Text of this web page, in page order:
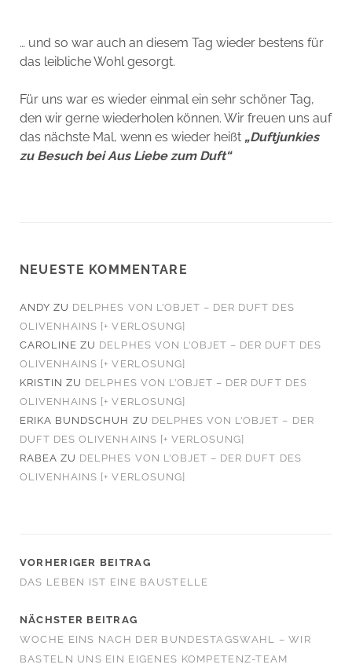
… und so war auch an diesem Tag wieder bestens für
das leibliche Wohl gesorgt.
Für uns war es wieder einmal ein sehr schöner Tag,
den wir gerne wiederholen können. Wir freuen uns auf
das nächste Mal, wenn es wieder heißt „Duftjunkies
zu Besuch bei Aus Liebe zum Duft“
NEUESTE KOMMENTARE
ANDY ZU DELPHES VON L’OBJET – DER DUFT DES
OLIVENHAINS [+ VERLOSUNG]
CAROLINE ZU DELPHES VON L’OBJET – DER DUFT DES
OLIVENHAINS [+ VERLOSUNG]
KRISTIN ZU DELPHES VON L’OBJET – DER DUFT DES
OLIVENHAINS [+ VERLOSUNG]
ERIKA BUNDSCHUH ZU DELPHES VON L’OBJET – DER
DUFT DES OLIVENHAINS [+ VERLOSUNG]
RABEA ZU DELPHES VON L’OBJET – DER DUFT DES
OLIVENHAINS [+ VERLOSUNG]
VORHERIGER BEITRAG
DAS LEBEN IST EINE BAUSTELLE
NÄCHSTER BEITRAG
WOCHE EINS NACH DER BUNDESTAGSWAHL – WIR
BASTELN UNS EIN EIGENES KOMPETENZ-TEAM